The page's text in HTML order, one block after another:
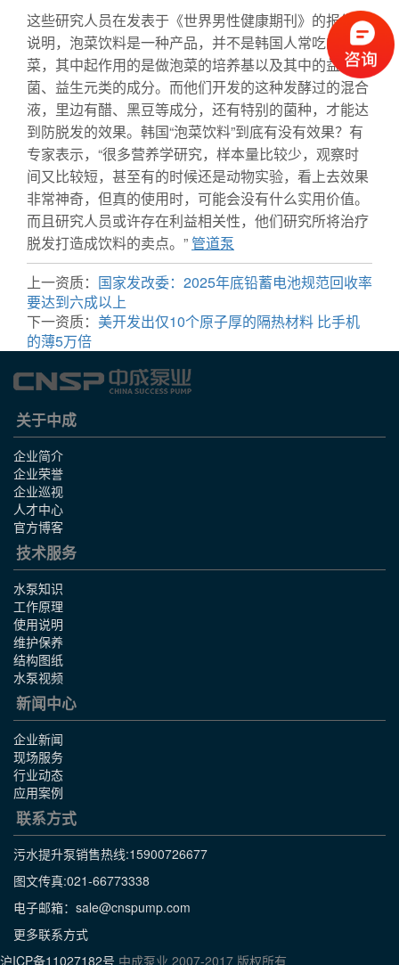
这些研究人员在发表于《世界男性健康期刊》的报告中
说明，泡菜饮料是一种产品，并不是韩国人常吃的泡
菜，其中起作用的是做泡菜的培养基以及其中的益生
菌、益生元类的成分。而他们开发的这种发酵过的混合
液，里边有醋、黑豆等成分，还有特别的菌种，才能达
到防脱发的效果。韩国“泡菜饮料”到底有没有效果？有
专家表示，“很多营养学研究，样本量比较少，观察时
间又比较短，甚至有的时候还是动物实验，看上去效果
非常神奇，但真的使用时，可能会没有什么实用价值。
而且研究人员或许存在利益相关性，他们研究所将治疗
脱发打造成饮料的卖点。” 管道泵
上一资质： 国家发改委：2025年底铅蓄电池规范回收率
要达到六成以上
下一资质： 美开发出仅10个原子厚的隔热材料 比手机
的薄5万倍
关于中成
企业简介
企业荣誉
企业巡视
人才中心
官方博客
技术服务
水泵知识
工作原理
使用说明
维护保养
结构图纸
水泵视频
新闻中心
企业新闻
现场服务
行业动态
应用案例
联系方式
污水提升泵销售热线:15900726677
图文传真:021-66773338
电子邮箱：sale@cnspump.com
更多联系方式
沪ICP备11027182号 中成泵业 2007-2017 版权所有